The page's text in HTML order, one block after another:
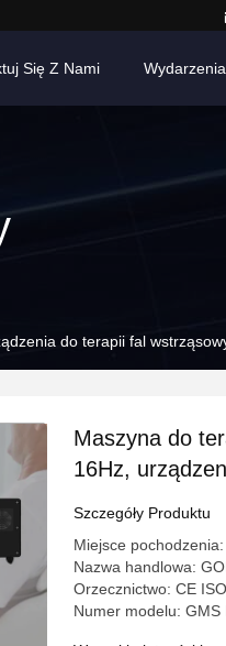
Się Z Nami Wydarzenia
do terapii fal
Maszyna do
16Hz,
Szczegóły Produktu
Miejsce
Nazwa handlowa:
Orzecznictwo: CE ISO
Numer modelu: GMS